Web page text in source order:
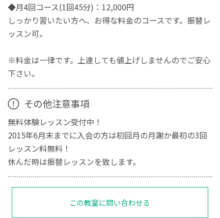
◆月4回コース(1回45分)：12,000円
しっかり習いたい方へ、お得な料金のコースです。振替レ
ッスン可。
※料金は一律です。上達しても値上げしませんのでご安心
下さい。
その他注意事項
無料体験レッスン受付中！
2015年6月末までに入会の方は初回月の月謝か最初の3回
レッスン料無料！
休んだ時は振替レッスンを致します。
この教室に問い合わせる